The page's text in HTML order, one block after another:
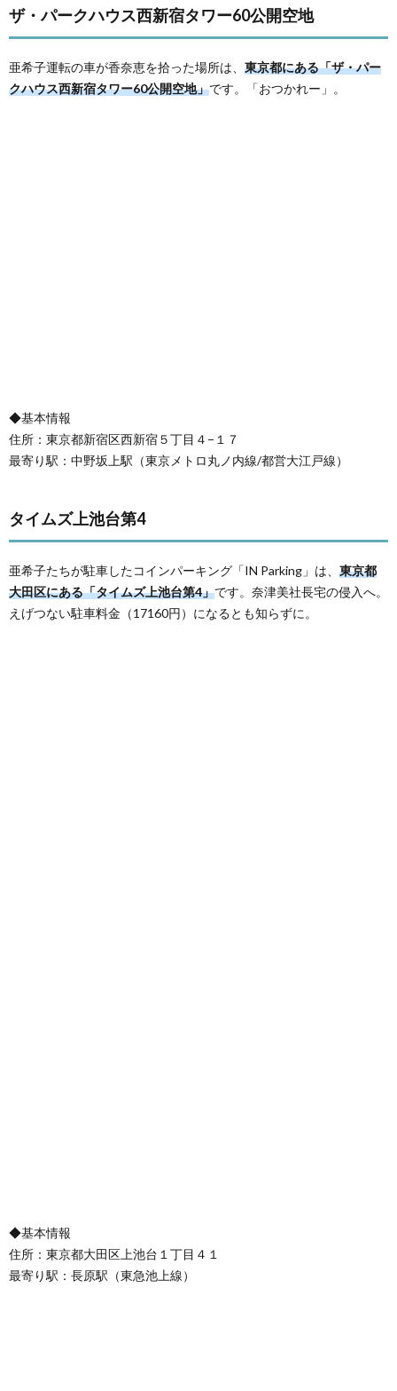
ザ・パークハウス西新宿タワー60公開空地
亜希子運転の車が香奈恵を拾った場所は、 東京都にある「ザ・パー
クハウス西新宿タワー60公開空地」です。「おつかれー」。
◆基本情報
住所：東京都新宿区西新宿５丁目４−１７
最寄り駅：中野坂上駅（東京メトロ丸ノ内線/都営大江戸線）
タイムズ上池台第4
亜希子たちが駐車したコインパーキング「IN Parking」は、 東京都
大田区にある「タイムズ上池台第4」です。奈津美社長宅の侵入へ。
えげつない駐車料金（17160円）になるとも知らずに。
◆基本情報
住所：東京都大田区上池台１丁目４１
最寄り駅：長原駅（東急池上線）